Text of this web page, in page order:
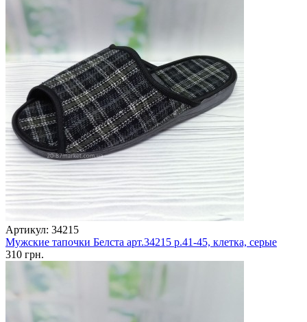
Артикул: 34215
Мужские тапочки Белста арт.34215 р.41-45, клетка, серые
310 грн.